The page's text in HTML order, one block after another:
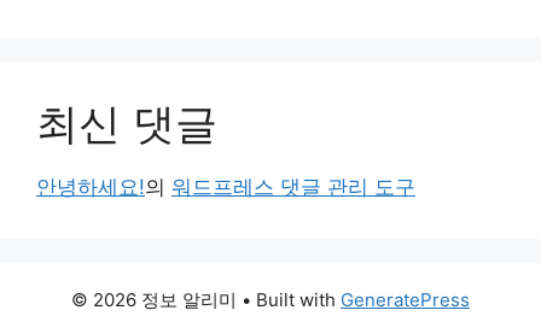
최신 댓글
안녕하세요!의 워드프레스 댓글 관리 도구
© 2026 정보 알리미 • Built with GeneratePress